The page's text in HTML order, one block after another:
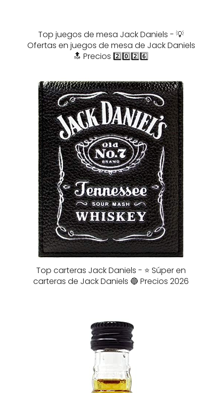
Top juegos de mesa Jack Daniels - 💡
Ofertas en juegos de mesa de Jack Daniels
🔝 Precios 2️⃣0️⃣2️⃣6️⃣
Top carteras Jack Daniels - ⭐️ Súper en
carteras de Jack Daniels 🔵 Precios 2026